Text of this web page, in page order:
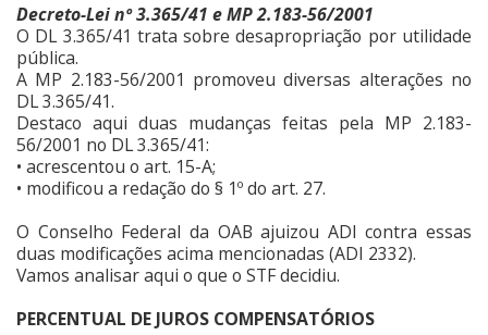
Decreto-Lei nº 3.365/41 e MP 2.183-56/2001
O DL 3.365/41 trata sobre desapropriação por utilidade
pública.
A MP 2.183-56/2001 promoveu diversas alterações no
DL 3.365/41.
Destaco aqui duas mudanças feitas pela MP 2.183-
56/2001 no DL 3.365/41:
• acrescentou o art. 15-A;
• modificou a redação do § 1º do art. 27.
O Conselho Federal da OAB ajuizou ADI contra essas
duas modificações acima mencionadas (ADI 2332).
Vamos analisar aqui o que o STF decidiu.
PERCENTUAL DE JUROS COMPENSATÓRIOS